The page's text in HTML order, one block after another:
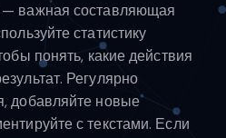
важная составляющая
статистику
понять, какие действия
Регулярно
добавляйте новые
с текстами. Если